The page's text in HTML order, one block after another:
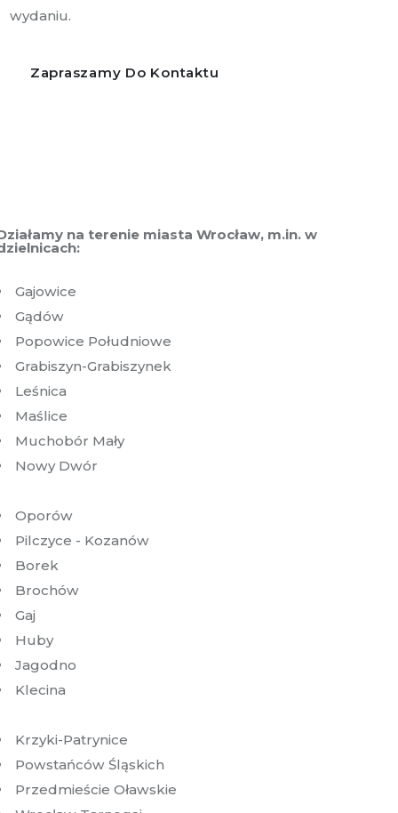
wydaniu.
Zapraszamy Do Kontaktu
na terenie miasta Wrocław, m.in. w
Gajowice
Gądów
Popowice Południowe
Grabiszyn-Grabiszynek
Leśnica
Maślice
Muchobór Mały
Nowy Dwór
Oporów
Pilczyce - Kozanów
Borek
Brochów
Gaj
Huby
Jagodno
Klecina
Krzyki-Patrynice
Powstańców Śląskich
Przedmieście Oławskie